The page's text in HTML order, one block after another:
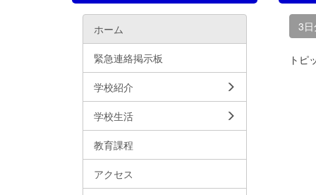
3日
トピ
ホーム
緊急連絡掲示板
学校紹介
学校生活
教育課程
アクセス